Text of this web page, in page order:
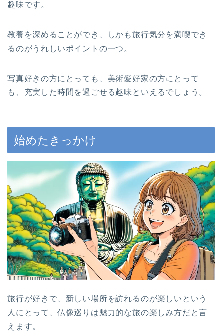
趣味です。
教養を深めることができ、しかも旅行気分を満喫でき
るのがうれしいポイントの一つ。
写真好きの方にとっても、美術愛好家の方にとって
も、充実した時間を過ごせる趣味といえるでしょう。
始めたきっかけ
旅行が好きで、新しい場所を訪れるのが楽しいという
人にとって、仏像巡りは魅力的な旅の楽しみ方だと言
えます。